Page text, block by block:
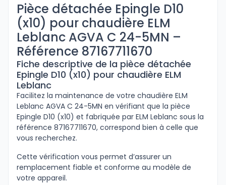
Pièce détachée Epingle D10
(x10) pour chaudière ELM
Leblanc AGVA C 24-5MN –
Référence 87167711670
Fiche descriptive de la pièce détachée
Epingle D10 (x10) pour chaudière ELM
Leblanc
Facilitez la maintenance de votre chaudière ELM
Leblanc AGVA C 24-5MN en vérifiant que la pièce
Epingle D10 (x10) et fabriquée par ELM Leblanc sous la
référence 87167711670, correspond bien à celle que
vous recherchez.
Cette vérification vous permet d’assurer un
remplacement fiable et conforme au modèle de
votre appareil.